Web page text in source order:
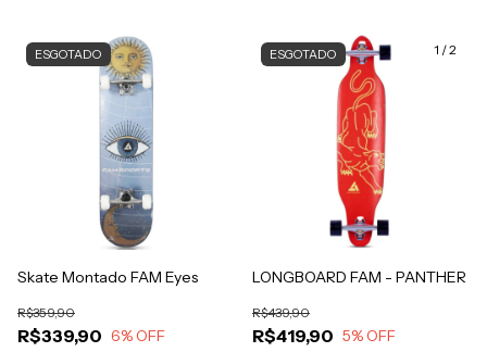
ESGOTADO
Skate Montado FAM Eyes
R$339,90
R$359,90
6% OFF
1 /2
ESGOTADO
LONGBOARD FAM - PANTHER
R$419,90
R$439,90
5% OFF